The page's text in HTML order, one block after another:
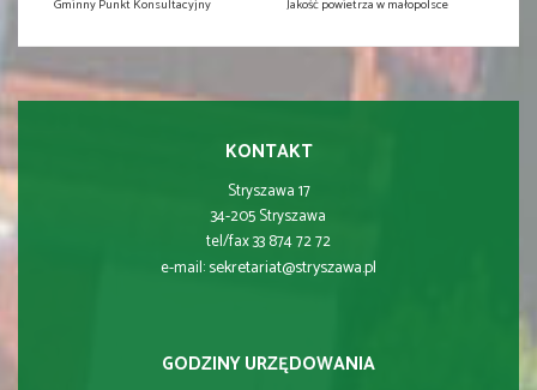
Gminny Punkt Konsultacyjny Jakość powietrza w małopolsce
KONTAKT
Stryszawa 17
34-205 Stryszawa
tel/fax 33 874 72 72
e-mail:sekretariat@stryszawa.pl
GODZINY URZĘDOWANIA